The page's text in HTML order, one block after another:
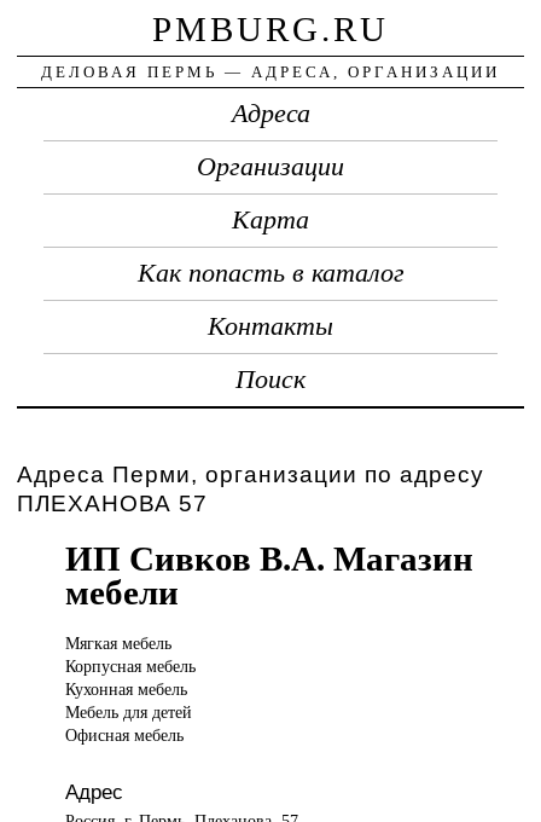
PMBURG.RU
ДЕЛОВАЯ ПЕРМЬ — АДРЕСА, ОРГАНИЗАЦИИ
Адреса
Организации
Карта
Как попасть в каталог
Контакты
Поиск
Адреса Перми, организации по адресу
ПЛЕХАНОВА 57
ИП Сивков В.А. Магазин
мебели
Мягкая мебель
Корпусная мебель
Кухонная мебель
Мебель для детей
Офисная мебель
Адрес